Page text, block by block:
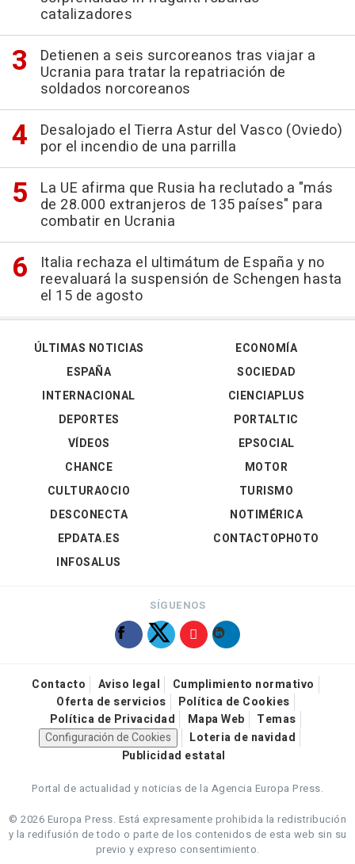
catalizadores
Detienen a seis surcoreanos tras viajar a
Ucrania para tratar la repatriación de
soldados norcoreanos
Desalojado el Tierra Astur del Vasco (Oviedo)
por el incendio de una parrilla
La UE afirma que Rusia ha reclutado a "más
de 28.000 extranjeros de 135 países" para
combatir en Ucrania
Italia rechaza el ultimátum de España y no
reevaluará la suspensión de Schengen hasta
el 15 de agosto
ÚLTIMAS NOTICIAS
ESPAÑA
INTERNACIONAL
DEPORTES
VÍDEOS
ECONOMÍA
SOCIEDAD
CIENCIAPLUS
PORTALTIC
EPSOCIAL
CHANCE
CULTURAOCIO
DESCONECTA
EPDATA.ES
INFOSALUS
MOTOR
TURISMO
NOTIMÉRICA
CONTACTOPHOTO
SÍGUENOS
Contacto Aviso legal
Cumplimiento normativo
Oferta de servicios
Política de Cookies
Política de Privacidad
Mapa Web
Temas
Configuración de Cookies
Loteria de navidad
Publicidad estatal
Portal de actualidad y noticias de la Agencia Europa Press.
© 2026 Europa Press. Está expresamente prohibida la redistribución
y la redifusión de todo o parte de los contenidos de esta web sin su
previo y expreso consentimiento.